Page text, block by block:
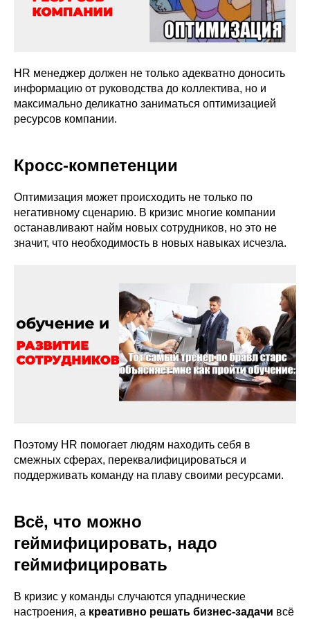
HR менеджер должен не только адекватно доносить
информацию от руководства до коллектива, но и
максимально деликатно заниматься оптимизацией
ресурсов компании.
Кросс-компетенции
Оптимизация может происходить не только по
негативному сценарию. В кризис многие компании
останавливают найм новых сотрудников, но это не
значит, что необходимость в новых навыках исчезла.
Поэтому HR помогает людям находить себя в
смежных сферах, переквалифицироваться и
поддерживать команду на плаву своими ресурсами.
Всё, что можно
геймифицировать, надо
геймифицировать
В кризис у команды случаются упаднические
настроения, а креативно решать бизнес-задачи всё